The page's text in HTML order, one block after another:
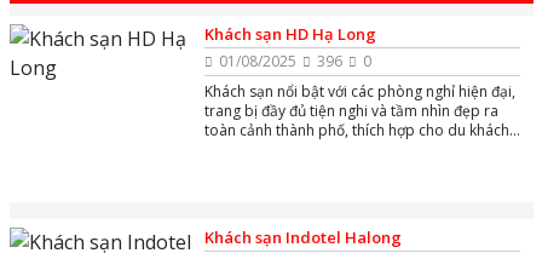
Khách sạn HD Hạ Long
01/08/2025 396
0
Khách sạn nổi bật với các phòng nghỉ hiện đại,
trang bị đầy đủ tiện nghi và tầm nhìn đẹp ra
toàn cảnh thành phố, thích hợp cho du khách
Khách sạn Indotel Halong